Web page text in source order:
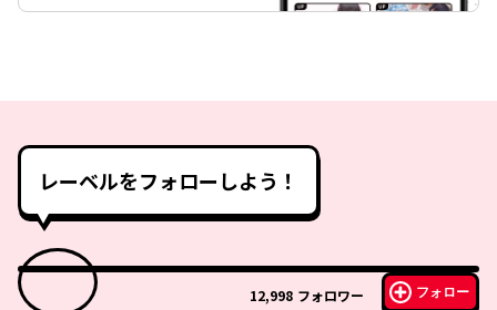
レーベルをフォローしよう！
12,998 フォロワー フォロー